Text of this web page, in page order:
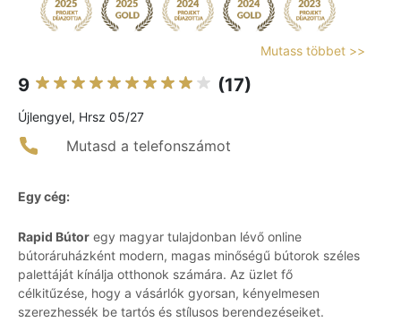
Mutass többet >>
9 (17)
Újlengyel, Hrsz 05/27
Mutasd a telefonszámot
Egy cég:
Rapid Bútor egy magyar tulajdonban lévő online
bútoráruházként modern, magas minőségű bútorok széles
palettáját kínálja otthonok számára. Az üzlet fő
célkitűzése, hogy a vásárlók gyorsan, kényelmesen
szerezhessék be tartós és stílusos berendezéseiket.